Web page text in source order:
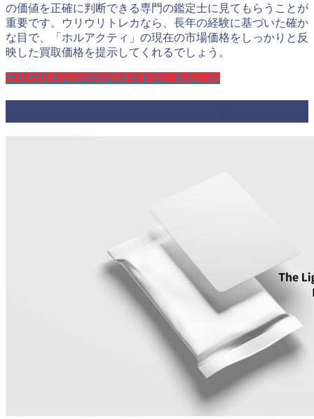
の価値を正確に判断できる専門の鑑定士に見てもらうことが
重要です。ウリウリトレカなら、長年の経験に基づいた確か
な目で、「ホルアクティ」の現在の市場価格をしっかりと反
映した買取価格を提示してくれるでしょう。
ウリウリトレカの公式サイトはこちら >>